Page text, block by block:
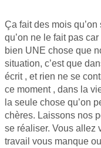
Ça fait des mois
qu’on ne le fait pas
bien UNE chose que
situation, c’est que
écrit , et rien ne se
ce moment , dans la
la seule chose qu’on
chères. Laissons nos
se réaliser. Vous allez
travail vous manque